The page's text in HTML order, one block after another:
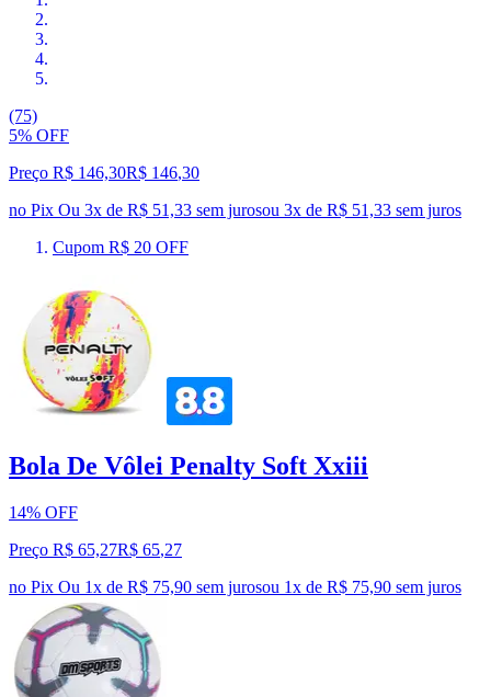
(75)
5% OFF
Preço R$ 146,30R$ 146,30
no Pix Ou 3x de R$ 51,33 sem jurosou 3x de R$ 51,33 sem juros
Cupom R$ 20 OFF
Bola De Vôlei Penalty Soft Xxiii
14% OFF
Preço R$ 65,27R$ 65,27
no Pix Ou 1x de R$ 75,90 sem jurosou 1x de R$ 75,90 sem juros